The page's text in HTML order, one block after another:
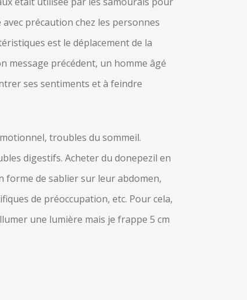
précaution chez les personnes
est le déplacement de la
message précédent, un homme âgé
ses sentiments et à feindre
troubles du sommeil.
digestifs. Acheter du donepezil en
forme de sablier sur leur abdomen,
de préoccupation, etc. Pour cela,
une lumière mais je frappe 5 cm